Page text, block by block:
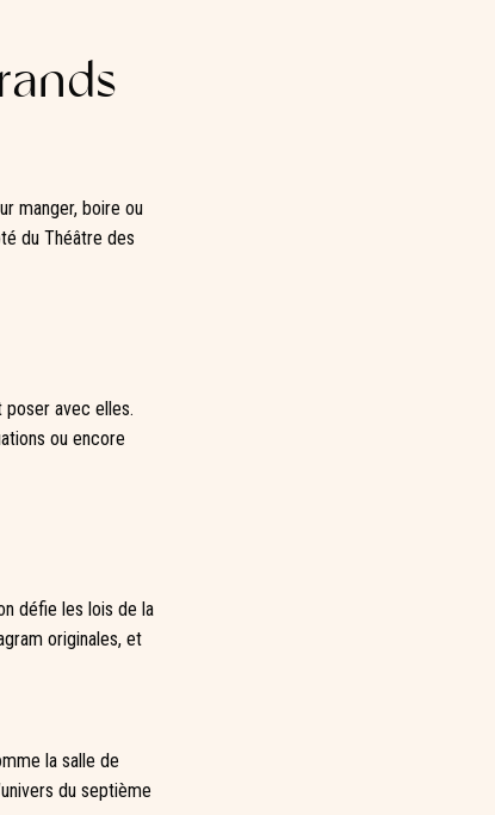
manger, boire ou
du Théâtre des
avec elles.
ou encore
défie les lois de la
originales, et
la salle de
du septième